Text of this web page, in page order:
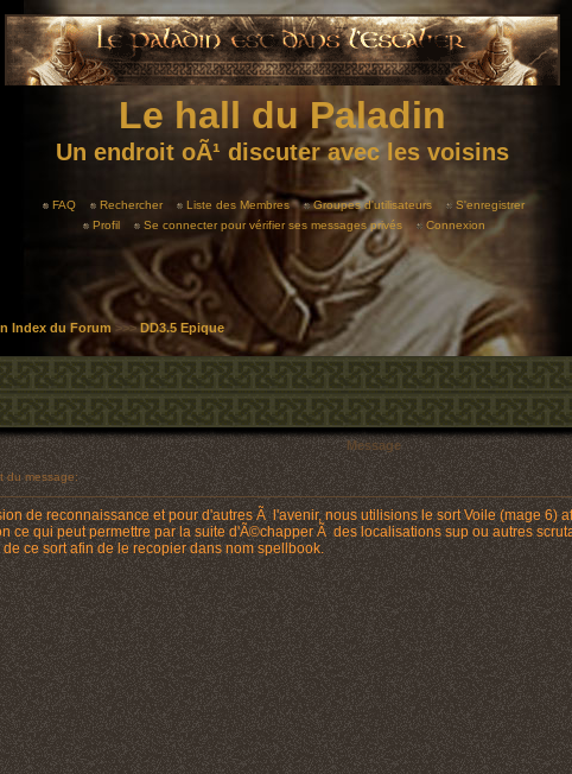
Le hall du Paladin
Un endroit oÃ¹ discuter avec les voisins
FAQ Rechercher Liste des Membres Groupes d'utilisateurs
S'enregistrer
Profil
Se connecter pour vérifier ses messages privés Connexion
Index du Forum >>>DD3.5 Epique
Message
message:
de reconnaissance et pour d'autres Ã l'avenir, nous utilisions le sort Voile (mage 6)
ce qui peut permettre par la suite d'Ã©chapper Ã des localisations sup ou autres
ce sort afin de le recopier dans nom spellbook.